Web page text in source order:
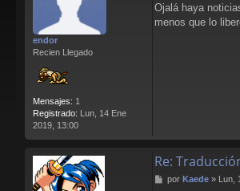
endor
Recien Llegado
Mensajes: 1
Registrado: Lun, 14 Ene
2019, 13:00
n
s
Ojalá haya
menos que lo
Re:
M
por Kaede»